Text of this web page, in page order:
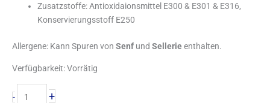
Zusatzstoffe: Antioxidaionsmittel E300 & E301 & E316,
Konservierungsstoff E250
Allergene: Kann Spuren von Senf und Sellerieenthalten.
Verfügbarkeit:Vorrätig
- +